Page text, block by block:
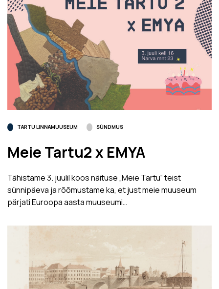
TARTU LINNAMUUSEUM SÜNDMUS
Meie Tartu2 x EMYA
Tähistame 3. juulil koos näituse „Meie Tartu“ teist
sünnipäeva ja rõõmustame ka, et just meie muuseum
pärjati Euroopa aasta muuseumi…